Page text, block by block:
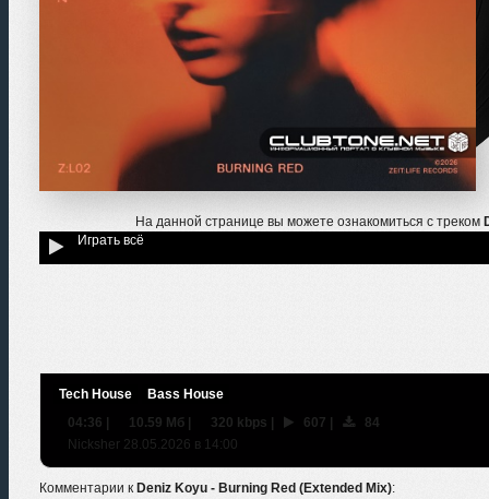
На данной странице вы можете ознакомиться с треком
Играть всё
Tech House
Bass House
04:36 | 10.59 Мб | 320 kbps | 607 |
84
Nicksher 28.05.2026 в 14:00
Комментарии к Deniz Koyu - Burning Red (Extended Mix):